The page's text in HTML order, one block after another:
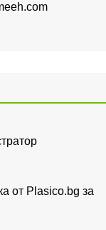
от Plasico.bg за